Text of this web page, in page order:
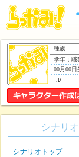
種族
学年：職
00月00日
シナリオ
シナリオトップ